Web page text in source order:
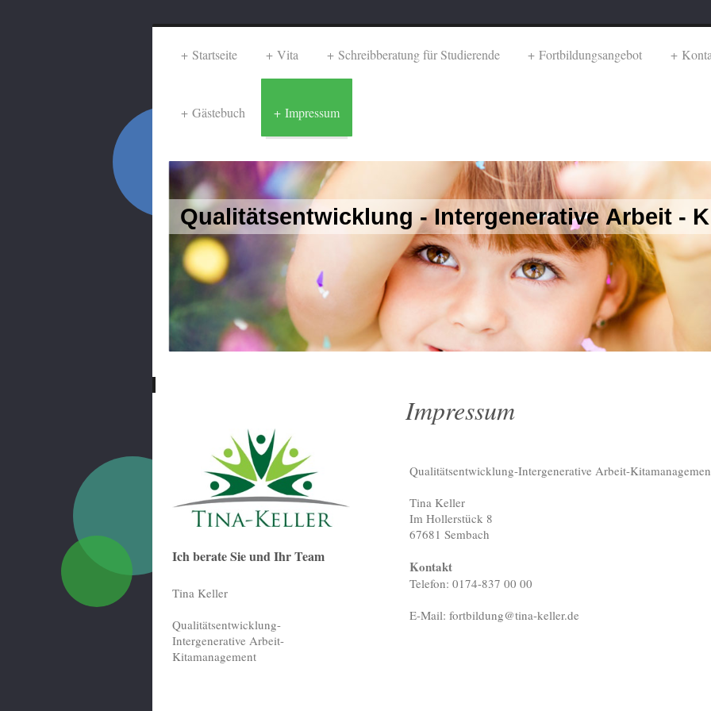
Startseite Vita Schreibberatung für Studierende Fortbildungsangebot
Gästebuch Impressum
Qualitätsentwicklung - Intergenerative Arbeit -
Impressum
Qualitätsentwicklung-Intergenerative Arbeit-
Tina Keller
Im Hollerstück 8
67681 Sembach
Kontakt
Telefon: 0174-837 00 00
E-Mail: fortbildung@tina-keller.de
Ich berate Sie und Ihr Team
Tina Keller
Qualitätsentwicklung-
Intergenerative Arbeit-
Kitamanagement